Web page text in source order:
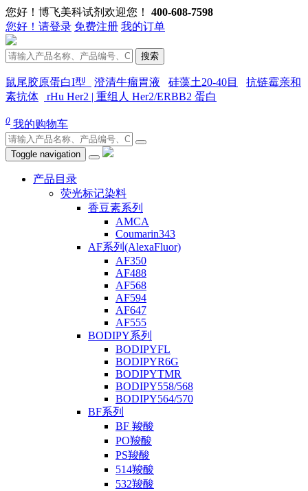
您好！博飞美科试剂欢迎您！ 400-608-7598
您好！请登录 免费注册 我的订单
搜索
鼠尾胶原蛋白I型 澄清牛瘤胃液 硅藻土20-40目
抗链霉亲和
素抗体
rHu Her2 | 重组人 Her2/ERBB2 蛋白
0 我的购物车
Toggle navigation
产品目录
荧光标记染料
香豆素系列
AMCA
Coumarin343
AF系列(AlexaFluor)
AF350
AF488
AF568
AF594
AF647
AF555
BODIPY系列
BODIPYFL
BODIPYR6G
BODIPYTMR
BODIPY558/568
BODIPY564/570
BF系列
BF 羧酸
PO羧酸
PS羧酸
514羧酸
532羧酸